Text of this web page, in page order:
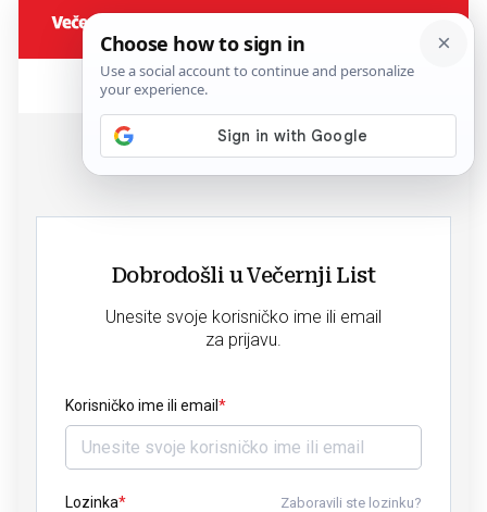
Dobrodošli u Večernji List
Unesite svoje korisničko ime ili email
za prijavu.
Korisničko ime ili email
Lozinka Zaboravili ste lozinku?